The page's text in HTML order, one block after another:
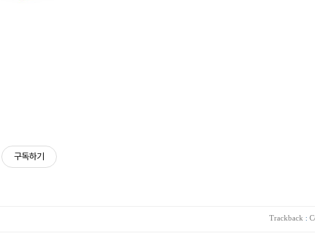
구독하기
Trackback :